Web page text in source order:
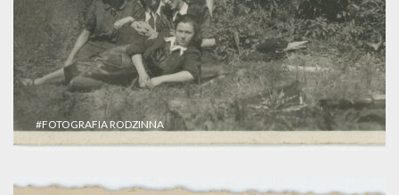
#FOTOGRAFIA RODZINNA